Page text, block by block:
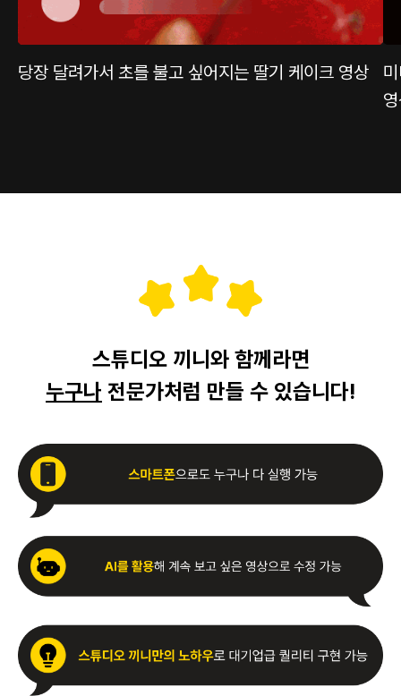
당장 달려가서 초를 불고 싶어지는 딸기 케이크 영상
스튜디오 끼니와 함께라면
누구나 전문가처럼 만들 수 있습니다!